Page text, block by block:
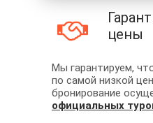
цены
Мы гарантируем,
по самой низкой
бронирование
официальных